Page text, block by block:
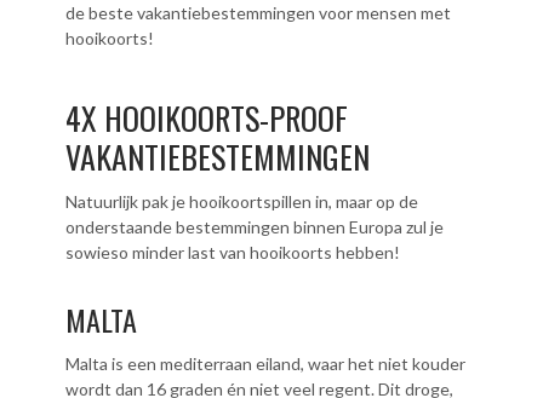
de beste vakantiebestemmingen voor mensen met
hooikoorts!
4X HOOIKOORTS-PROOF
VAKANTIEBESTEMMINGEN
Natuurlijk pak je hooikoortspillen in, maar op de
onderstaande bestemmingen binnen Europa zul je
sowieso minder last van hooikoorts hebben!
MALTA
Malta is een mediterraan eiland, waar het niet kouder
wordt dan 16 graden én niet veel regent. Dit droge,